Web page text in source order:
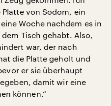
von Sodom, ein
Woche nachdem es in
Tisch gehabt. Also,
war, der nach
die Platte geholt und
er sie überhaupt
damit wir eine
können.“